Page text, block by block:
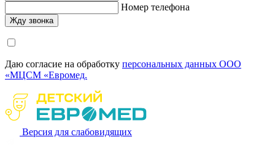
Номер телефона
Даю согласие на обработку персональных данных ООО
«МЦСМ «Евромед.
Версия для слабовидящих